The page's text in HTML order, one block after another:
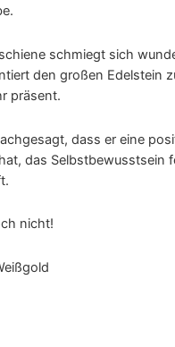
schmiegt sich
den großen Edelstein
präsent.
dass er eine
das Selbstbewusstsein
nicht!